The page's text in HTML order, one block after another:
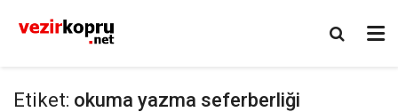
Etiket: okuma yazma seferberliği